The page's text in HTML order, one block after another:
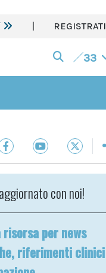
| REGISTRATI
33
con noi!
risorsa per news
riferimenti clinici